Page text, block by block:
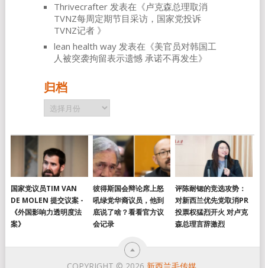
Thrivecrafter发表在《卢克森总理取消
TVNZ每周定期节目采访，国家党投诉
TVNZ记者 》
lean health way发表在《美官员对韩国工
人被突袭拘留表示遗憾 承诺不再发生》
归档
归
档
国家党议员TIM VAN
DE MOLEN 提交议案 -
《外国影响力透明度法
案》
彼得斯国会辩论席上怒
吼绿党华裔议员，他到
底说了啥？看看官方议
会记录
评陈耐锶的竞选攻势：
对新西兰优先党取消PR
投票权猛烈开火 对卢克
森总理言辞激烈